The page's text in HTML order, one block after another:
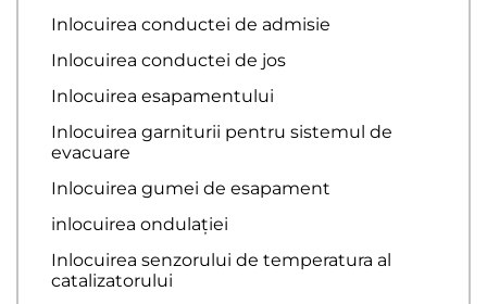
Inlocuirea conductei de admisie
Inlocuirea conductei de jos
Inlocuirea esapamentului
Inlocuirea garniturii pentru sistemul de
evacuare
Inlocuirea gumei de esapament
inlocuirea ondulației
Inlocuirea senzorului de temperatura al
catalizatorului